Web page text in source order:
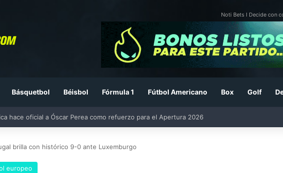
Noti Bets I Decide con
Básquetbol Béisbol Fórmula 1 Fútbol Americano Box Golf
vs MLS All-Star Game 2026: previa, fecha, horario, convocados y todo lo que debes saber
brilla con histórico 9-0 ante Luxemburgo
europeo